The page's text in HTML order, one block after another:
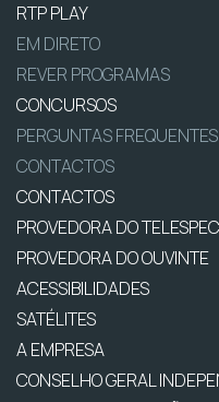
RTP PLAY
EM DIRETO
REVER PROGRAMAS
CONCURSOS
PERGUNTAS FREQUENTES
CONTACTOS
CONTACTOS
PROVEDORA DO
PROVEDORA DO OUVINTE
ACESSIBILIDADES
SATÉLITES
A EMPRESA
CONSELHO GERAL